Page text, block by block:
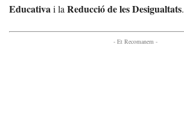
Educativai la Reducció de les Desigualtats.
- Et Recomanem -